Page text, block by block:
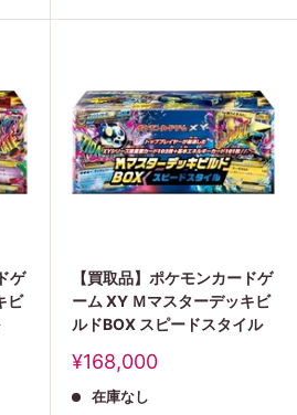
ゲ
ビ
【買取品】ポケモンカードゲ
ーム XY Ｍマスターデッキビ
ルドBOX スピードスタイル
販
価
¥168,000
在庫なし